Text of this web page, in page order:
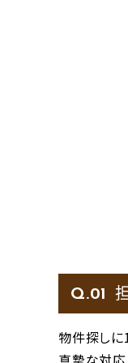
Q.
物件探しに